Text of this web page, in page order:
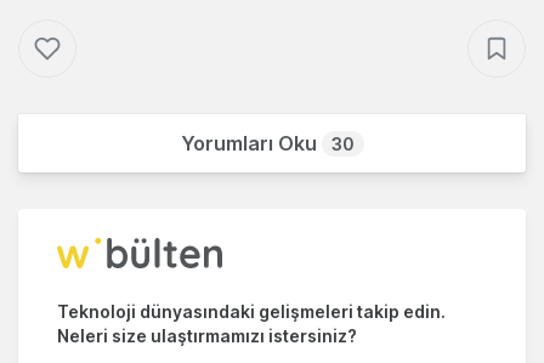
Yorumları Oku 30
Teknoloji dünyasındaki gelişmeleri takip edin.
Neleri size ulaştırmamızı istersiniz?